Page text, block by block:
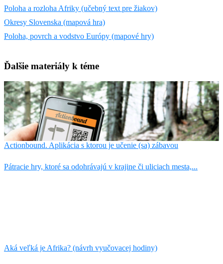
Poloha a rozloha Afriky (učebný text pre žiakov)
Okresy Slovenska (mapová hra)
Poloha, povrch a vodstvo Európy (mapové hry)
Ďalšie materiály k téme
Actionbound. Aplikácia s ktorou je učenie (sa) zábavou
Pátracie hry, ktoré sa odohrávajú v krajine či uliciach mesta,...
Aká veľká je Afrika? (návrh vyučovacej hodiny)